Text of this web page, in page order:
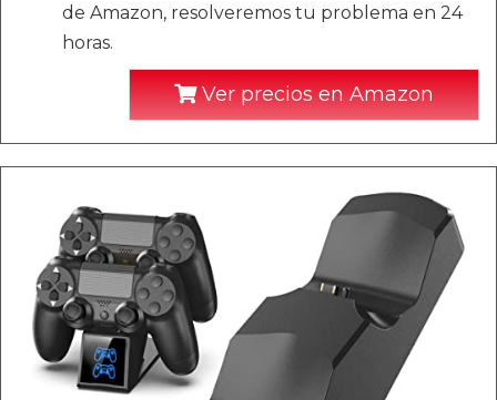
de Amazon, resolveremos tu problema en 24
horas.
Ver precios en Amazon